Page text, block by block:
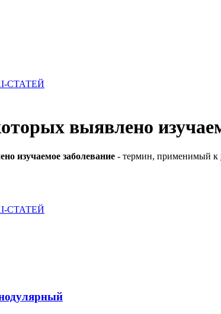
СТАТЕЙ
выявлено
изучаемое заболевание - термин, применимый к
СТАТЕЙ